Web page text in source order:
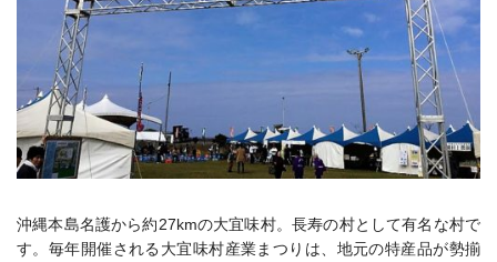
沖縄本島名護から約27kmの大宜味村。長寿の村として有名な村で
す。毎年開催される大宜味村産業まつりは、地元の特産品が勢揃